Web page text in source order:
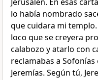
lo había nombrado
que cuidara mi
loco que se creyera
calabozo y atarlo con
reclamabas a
Jeremías. Según tú,